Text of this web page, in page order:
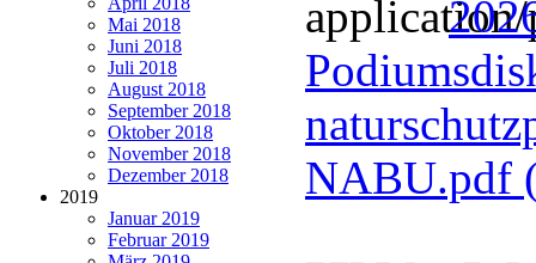
Mai 2018
Juni 2018
Juli 2018
August 2018
September 2018
Oktober 2018
November 2018
Dezember 2018
2019
Januar 2019
Februar 2019
NABU.pdf